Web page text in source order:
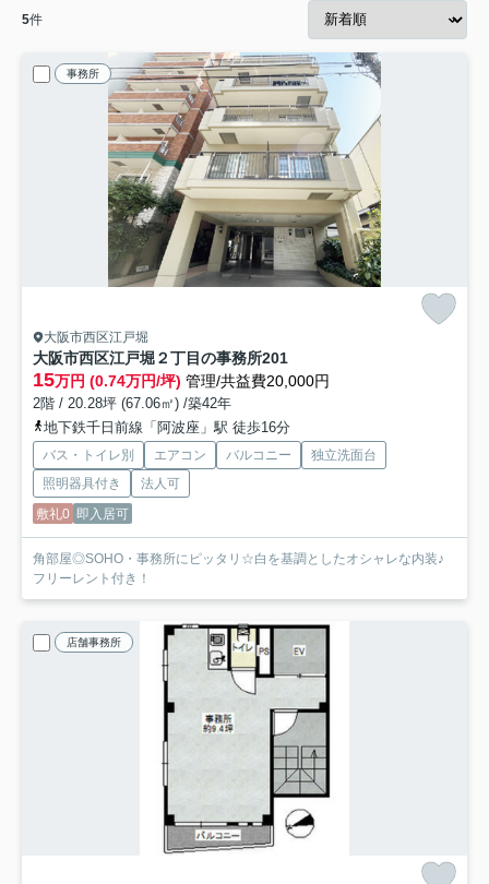
5件
事務所
大阪市西区江戸堀
大阪市西区江戸堀２丁目の事務所201
15万円 (0.74万円/坪) 管理/共益費20,000円
2階 / 20.28坪 (67.06㎡) /築42年
地下鉄千日前線「阿波座」駅 徒歩16分
バス・トイレ別 エアコン バルコニー
独立洗面台
照明器具付き
法人可
敷礼0 即入居可
角部屋◎SOHO・事務所にピッタリ☆白を基調としたオシャレな内装♪
フリーレント付き！
店舗事務所